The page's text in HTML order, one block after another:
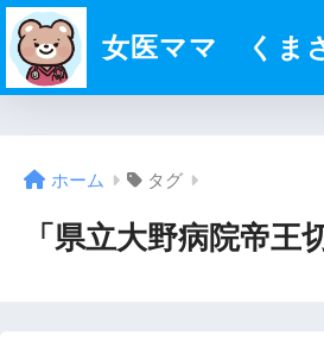
女医ママ くま
ホーム タグ
「県立大野病院帝王